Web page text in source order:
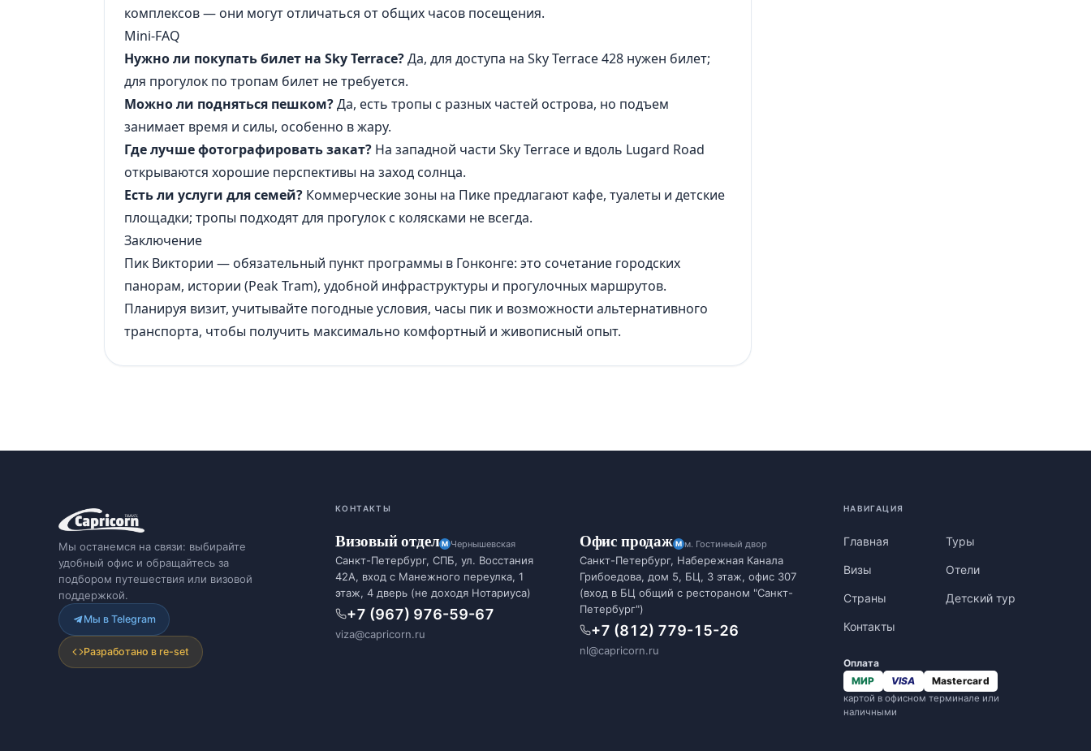
комплексов — они могут отличаться от общих часов посещения.
Mini-FAQ
Нужно ли покупать билет на Sky Terrace?Да, для доступа на Sky Terrace 428 нужен билет;
для прогулок по тропам билет не требуется.
Можно ли подняться пешком?Да, есть тропы с разных частей острова, но подъем
занимает время и силы, особенно в жару.
Где лучше фотографировать закат? На западной части Sky Terrace и вдоль Lugard Road
открываются хорошие перспективы на заход солнца.
Есть ли услуги для семей? Коммерческие зоны на Пике предлагают кафе, туалеты и детские
площадки; тропы подходят для прогулок с колясками не всегда.
Заключение
Пик Виктории — обязательный пункт программы в Гонконге: это сочетание городских
панорам, истории (Peak Tram), удобной инфраструктуры и прогулочных маршрутов.
Планируя визит, учитывайте погодные условия, часы пик и возможности альтернативного
транспорта, чтобы получить максимально комфортный и живописный опыт.
Мы останемся на связи: выбирайте
удобный офис и обращайтесь за
подбором путешествия или визовой
поддержкой.
Мы в Telegram
Разработано в re-set
КОНТАКТЫ
Визовый отдел Чернышевская
Санкт-Петербург, СПБ, ул. Восстания
42А, вход с Манежного переулка, 1
этаж, 4 дверь (не доходя Нотариуса)
+7 (967) 976-59-67
viza@capricorn.ru
Офис продаж м. Гостинный двор
Санкт-Петербург, Набережная Канала
Грибоедова, дом 5, БЦ, 3 этаж, офис 307
(вход в БЦ общий с рестораном "Санкт-
Петербург")
+7 (812) 779-15-26
nl@capricorn.ru
НАВИГАЦИЯ
Главная Туры
Визы Отели
Страны Детский тур
Контакты
Оплата
МИР
VISA Mastercard
картой в офисном терминале или
наличными